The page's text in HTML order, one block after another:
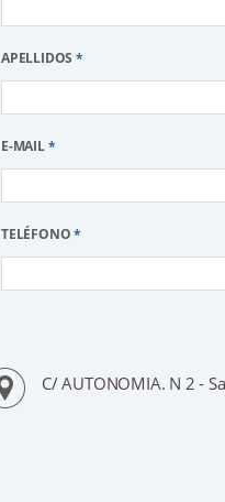
APELLIDOS *
E-MAIL*
TELÉFONO*
C/ AUTONOMIA. N 2 -